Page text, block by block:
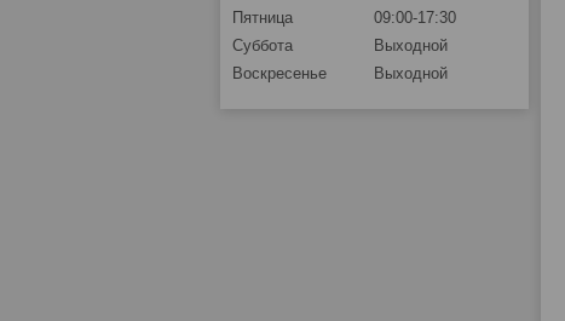
Пятница
09:00-17:30
Суббота
Выходной
Воскресенье
Выходной